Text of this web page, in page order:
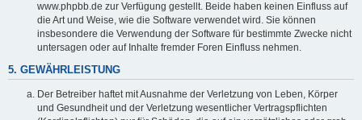
www.phpbb.de zur Verfügung gestellt. Beide haben keinen Einfluss auf
die Art und Weise, wie die Software verwendet wird. Sie können
insbesondere die Verwendung der Software für bestimmte Zwecke nicht
untersagen oder auf Inhalte fremder Foren Einfluss nehmen.
5. GEWÄHRLEISTUNG
Der Betreiber haftet mit Ausnahme der Verletzung von Leben, Körper
und Gesundheit und der Verletzung wesentlicher Vertragspflichten